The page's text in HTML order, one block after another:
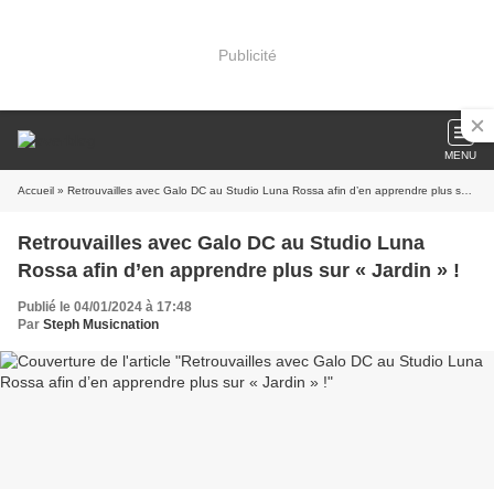
Publicité
MENU
Accueil » Retrouvailles avec Galo DC au Studio Luna Rossa afin d’en apprendre plus sur « Jardin » !
Retrouvailles avec Galo DC au Studio Luna
Rossa afin d’en apprendre plus sur « Jardin » !
Publié le 04/01/2024 à 17:48
Par Steph Musicnation